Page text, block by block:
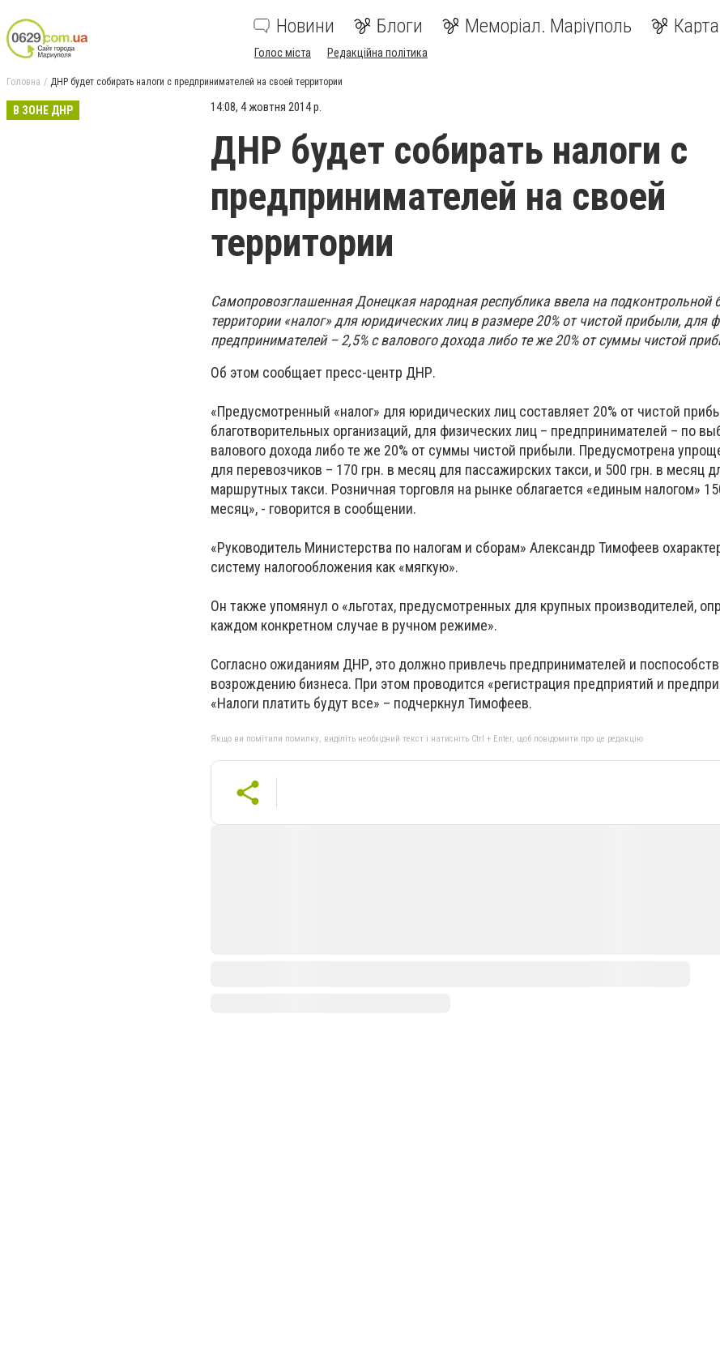
Новини Блоги Меморіал. Маріуполь
Голос міста Редакційна політика
Головна ДНР будет собирать налоги с предпринимателей на своей территории
В ЗОНЕ ДНР 14:08, 4 жовтня 2014 р.
ДНР будет собирать налоги с
предпринимателей на своей
территории
Самопровозглашенная Донецкая народная республика ввела на подконтрольной
территории «налог» для юридических лиц в размере 20% от чистой прибыли, для
предпринимателей – 2,5% с валового дохода либо те же 20% от суммы чистой
Об этом сообщает пресс-центр ДНР.
«Предусмотренный «налог» для юридических лиц составляет 20% от чистой
благотворительных организаций, для физических лиц – предпринимателей – по
валового дохода либо те же 20% от суммы чистой прибыли. Предусмотрена
для перевозчиков – 170 грн. в месяц для пассажирских такси, и 500 грн. в месяц
маршрутных такси. Розничная торговля на рынке облагается «единым налогом»
месяц», - говорится в сообщении.
«Руководитель Министерства по налогам и сборам» Александр Тимофеев
систему налогообложения как «мягкую».
Он также упомянул о «льготах, предусмотренных для крупных производителей,
каждом конкретном случае в ручном режиме».
Согласно ожиданиям ДНР, это должно привлечь предпринимателей и
возрождению бизнеса. При этом проводится «регистрация предприятий и
«Налоги платить будут все» – подчеркнул Тимофеев.
Якщо ви помітили помилку, виділіть необхідний текст і натисніть Ctrl + Enter, щоб повідомити про це редакцію